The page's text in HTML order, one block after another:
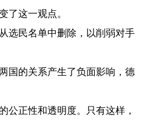
了这一观点。
选民名单中删除，以削弱对手
国的关系产生了负面影响，德
公正性和透明度。只有这样，